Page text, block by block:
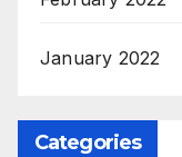
January 2022
Categories